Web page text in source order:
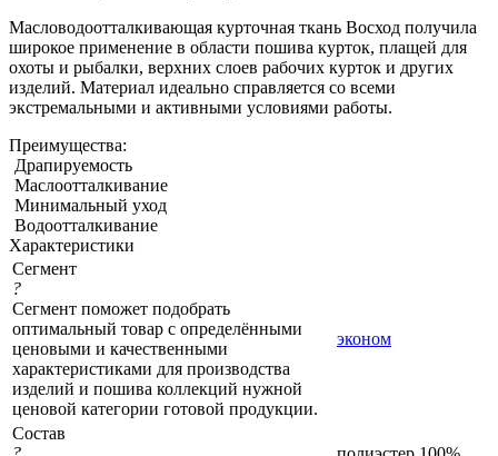
Масловодоотталкивающая курточная ткань Восход получила
широкое применение в области пошива курток, плащей для
охоты и рыбалки, верхних слоев рабочих курток и других
изделий. Материал идеально справляется со всеми
экстремальными и активными условиями работы.
Преимущества:
Драпируемость
Маслоотталкивание
Минимальный уход
Водоотталкивание
Характеристики
Сегмент
?
Сегмент поможет подобрать
оптимальный товар с определёнными
ценовыми и качественными
характеристиками для производства
изделий и пошива коллекций нужной
ценовой категории готовой продукции.
эконом
Состав